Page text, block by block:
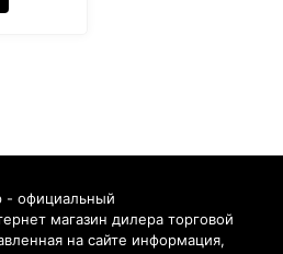
- официальный
магазин дилера торговой
на сайте информация,